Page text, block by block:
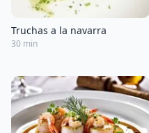
Truchas a la navarra
30 min